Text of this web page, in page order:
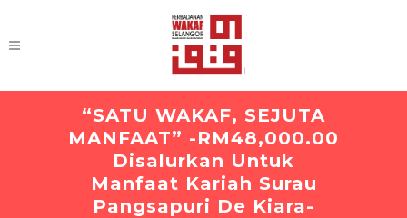
“SATU WAKAF, SEJUTA
MANFAAT” -RM48,000.00
Disalurkan Untuk
Manfaat Kariah Surau
Pangsapuri De Kiara-